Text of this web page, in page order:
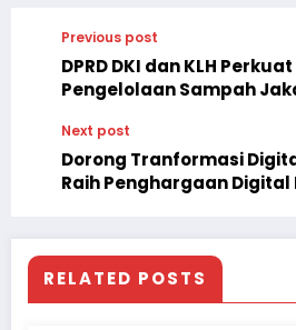
Previous post
DPRD DKI dan KLH
Pengelolaan Sampah
Next post
Dorong Tranformasi
Raih Penghargaan Digital
RELATED POSTS